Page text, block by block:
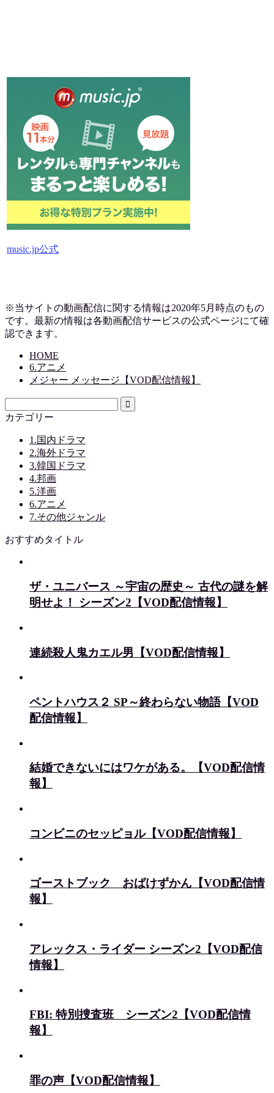
music.jp公式
※当サイトの動画配信に関する情報は2020年5月時点のもの
です。最新の情報は各動画配信サービスの公式ページにて確
認できます。
HOME
6.アニメ
メジャー メッセージ【VOD配信情報】
カテゴリー
1.国内ドラマ
2.海外ドラマ
3.韓国ドラマ
4.邦画
5.洋画
6.アニメ
7.その他ジャンル
おすすめタイトル
ザ・ユニバース ～宇宙の歴史～ 古代の謎を解
明せよ！ シーズン2【VOD配信情報】
連続殺人鬼カエル男【VOD配信情報】
ペントハウス２ SP～終わらない物語【VOD
配信情報】
結婚できないにはワケがある。【VOD配信情
報】
コンビニのセッピョル【VOD配信情報】
ゴーストブック おばけずかん【VOD配信情
報】
アレックス・ライダー シーズン2【VOD配信
情報】
FBI: 特別捜査班 シーズン2【VOD配信情
報】
罪の声【VOD配信情報】